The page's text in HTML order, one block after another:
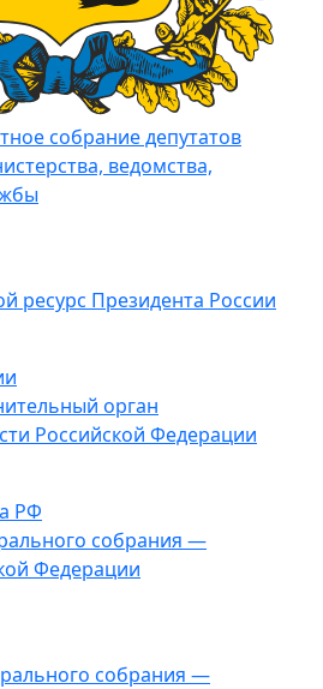
собрание депутатов
ведомства,
ресурс Президента России
орган
Российской Федерации
РФ
собрания —
Федерации
собрания —